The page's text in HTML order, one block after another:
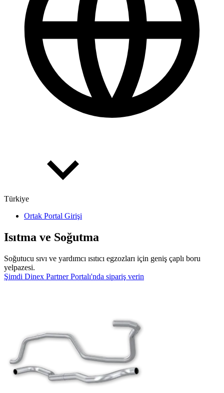
Türkiye
Ortak Portal Girişi
Isıtma ve Soğutma
Soğutucu sıvı ve yardımcı ısıtıcı egzozları için geniş çaplı boru
yelpazesi.
Şimdi Dinex Partner Portalı'nda sipariş verin